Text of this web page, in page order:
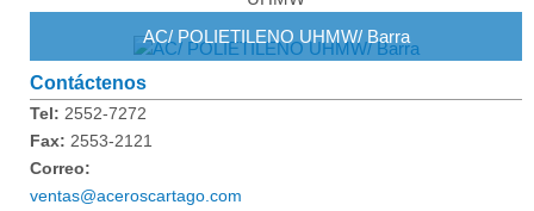
AC/ POLIETILENO UHMW/ Barra
Contáctenos
Tel: 2552-7272
Fax: 2553-2121
Correo:
ventas@aceroscartago.com